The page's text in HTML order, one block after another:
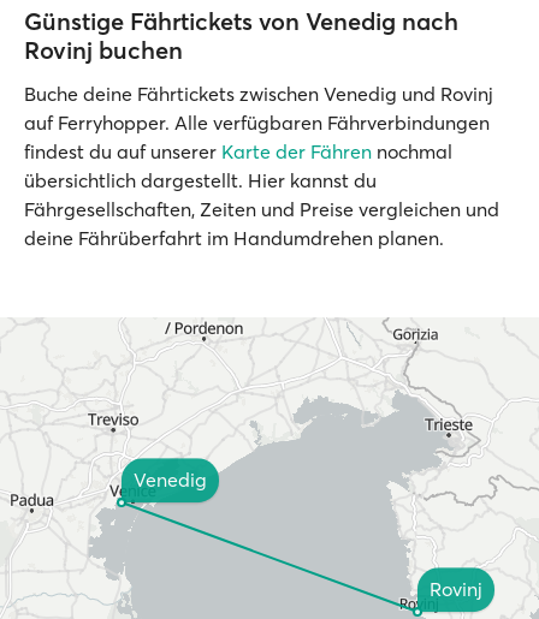
Günstige Fährtickets von Venedig nach
Rovinj buchen
Buche deine Fährtickets zwischen Venedig und Rovinj
auf Ferryhopper. Alle verfügbaren Fährverbindungen
findest du auf unserer Karte der Fähren nochmal
übersichtlich dargestellt. Hier kannst du
Fährgesellschaften, Zeiten und Preise vergleichen und
deine Fährüberfahrt im Handumdrehen planen.
Venedig
Rovinj